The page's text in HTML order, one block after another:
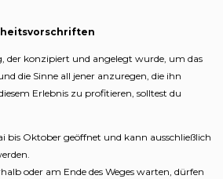
der konzipiert und angelegt wurde, um das
die Sinne all jener anzuregen, die ihn
Erlebnis zu profitieren, solltest du
bis Oktober geöffnet und kann ausschließlich
oder am Ende des Weges warten, dürfen